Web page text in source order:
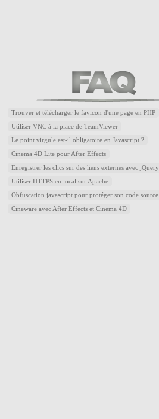
Trouver et télécharger le favicon d'une page en PHP
Utiliser VNC à la place de TeamViewer
Le point virgule est-il obligatoire en Javascript ?
Cinema 4D Lite pour After Effects
Enregistrer les clics sur des liens externes avec jQuery
Utiliser HTTPS en local sur Apache
Obfuscation javascript pour protéger son code source
Cineware avec After Effects et Cinema 4D